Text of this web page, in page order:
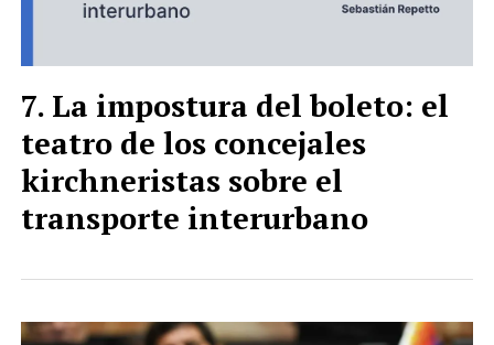
La impostura del boleto: el
teatro de los concejales
kirchneristas sobre el
transporte interurbano